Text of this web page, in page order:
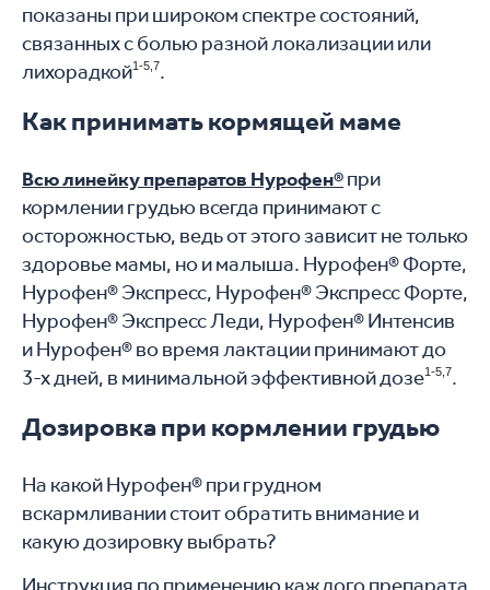
показаны при широком спектре состояний,
связанных с болью разной локализации или
лихорадкой1-5,7.
Как принимать кормящей маме
Всю линейку препаратов Нурофен®при
кормлении грудью всегда принимают с
осторожностью, ведь от этого зависит не только
здоровье мамы, но и малыша. Нурофен® Форте,
Нурофен® Экспресс, Нурофен® Экспресс Форте,
Нурофен® Экспресс Леди, Нурофен® Интенсив
и Нурофен® во время лактации принимают до
3-х дней, в минимальной эффективной дозе1-5,7.
Дозировка при кормлении грудью
На какой Нурофен® при грудном
вскармливании стоит обратить внимание и
какую дозировку выбрать?
Инструкция по применению каждого препарата